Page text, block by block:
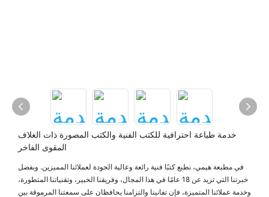
خدمة طباعة احترافية للكتب الفنية والكتب المصورة ذات الغلاف
المقوى الفاخر
في مطبعة هيمي، نطبع كتبًا فنية رائعة وعالية الجودة لعملائنا المميزين. وبفضل
خبرتنا التي تزيد عن 18 عامًا في هذا المجال، وفريقنا الخبير، وتقنياتنا المتطورة،
وخدمة عملائنا المتميزة، فإن تفانينا والتزامنا يحافظان على سمعتنا المرموقة بين